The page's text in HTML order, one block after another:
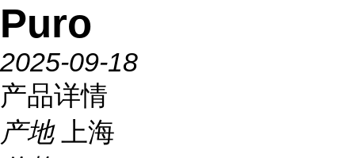
Puro
2025-09-18
产品详情
产地
上海